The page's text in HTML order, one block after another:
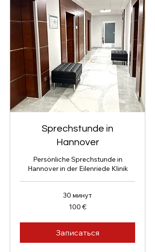
Sprechstunde in
Hannover
Persönliche Sprechstunde in
Hannover in der Eilenriede Klinik
30 минут
100 €
Записаться